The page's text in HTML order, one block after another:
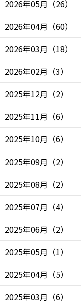
2026年05月 （26）
2026年04月 （60）
2026年03月 （18）
2026年02月 （3）
2025年12月 （2）
2025年11月 （6）
2025年10月 （6）
2025年09月 （2）
2025年08月 （2）
2025年07月 （4）
2025年06月 （2）
2025年05月 （1）
2025年04月 （5）
2025年03月 （6）